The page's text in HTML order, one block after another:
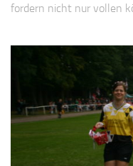
fordern nicht nur vollen